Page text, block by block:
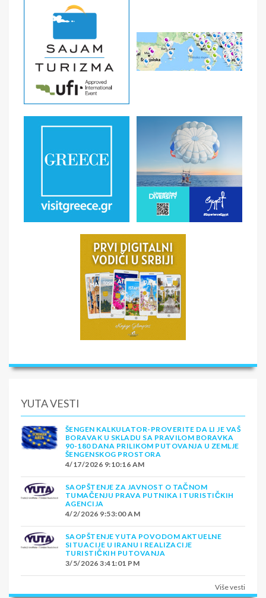
YUTA VESTI
ŠENGEN KALKULATOR-PROVERITE DA LI JE VAŠ
BORAVAK U SKLADU SA PRAVILOM BORAVKA
90-180 DANA PRILIKOM PUTOVANJA U ZEMLJE
ŠENGENSKOG PROSTORA
4/17/2026 9:10:16 AM
SAOPŠTENJE ZA JAVNOST O TAČNOM
TUMAČENJU PRAVA PUTNIKA I TURISTIČKIH
AGENCIJA
4/2/2026 9:53:00 AM
SAOPŠTENJE YUTA POVODOM AKTUELNE
SITUACIJE U IRANU I REALIZACIJE
TURISTIČKIH PUTOVANJA
3/5/2026 3:41:01 PM
Više vesti